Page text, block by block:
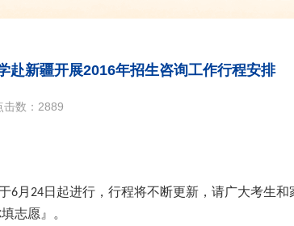
赴新疆开展2016年招生咨询工作行程安排
击数：2889
6月 24日起进行，行程将不断更新，请广大考生
志愿』。